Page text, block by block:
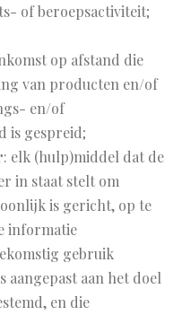
of beroepsactiviteit;
op afstand die
van producten en/of
en/of
is gespreid;
: elk (hulp)middel dat de
in staat stelt om
is gericht, op te
informatie
gebruik
aangepast aan het doel
en die